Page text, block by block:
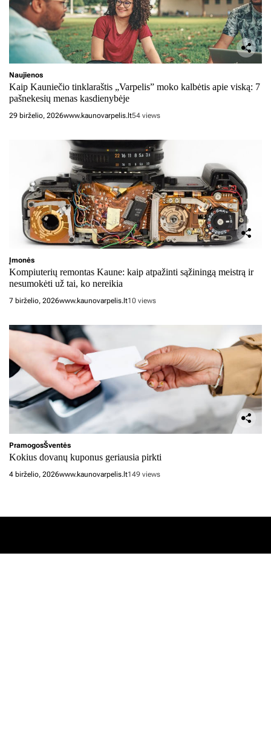
Naujienos
Kaip Kauniečio tinklaraštis „Varpelis” moko kalbėtis apie viską: 7
pašnekesių menas kasdienybėje
29 birželio, 2026www.kaunovarpelis.lt54 views
Įmonės
Kompiuterių remontas Kaune: kaip atpažinti sąžiningą meistrą ir
nesumokėti už tai, ko nereikia
7 birželio, 2026www.kaunovarpelis.lt10 views
PramogosŠventės
Kokius dovanų kuponus geriausia pirkti
4 birželio, 2026www.kaunovarpelis.lt149 views